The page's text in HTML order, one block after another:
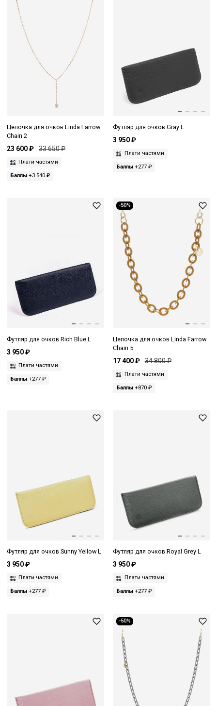
Цепочка для очков Linda Farrow
Chain 2
23 600 ₽ 33 650 ₽
Плати частями
Баллы +3 540 ₽
Футляр для очков Gray L
3 950 ₽
Плати частями
Баллы+277 ₽
Футляр для очков Rich Blue L
3 950 ₽
Плати частями
Баллы +277 ₽
-50%
Цепочка для очков Linda Farrow
Chain 5
17 400 ₽ 34 800 ₽
Плати частями
Баллы+870 ₽
Футляр для очков Sunny Yellow L
3 950 ₽
Плати частями
Баллы +277 ₽
Футляр для очков Royal Grey L
3 950 ₽
Плати частями
Баллы+277 ₽
-50%